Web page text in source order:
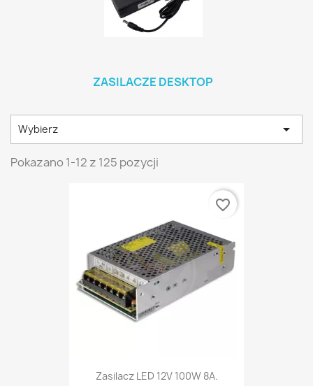
ZASILACZE DESKTOP
Wybierz 
Pokazano 1-12 z 125 pozycji
Zasilacz LED 12V 100W 8A.
favorite_border